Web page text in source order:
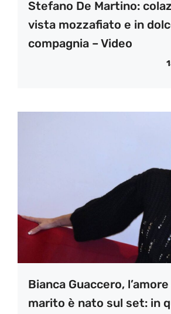
Stefano De Martino:
vista mozzafiato e in
compagnia – Video
Bianca Guaccero, l’amore
marito è nato sul set: in